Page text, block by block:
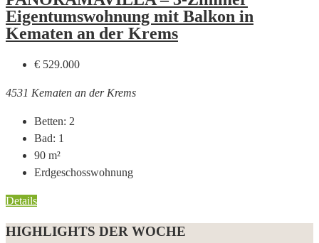
Eigentumswohnung mit Balkon in
Kematen an der Krems
€ 529.000
4531 Kematen an der Krems
Betten: 2
Bad: 1
90 m²
Erdgeschosswohnung
Details
HIGHLIGHTS DER WOCHE